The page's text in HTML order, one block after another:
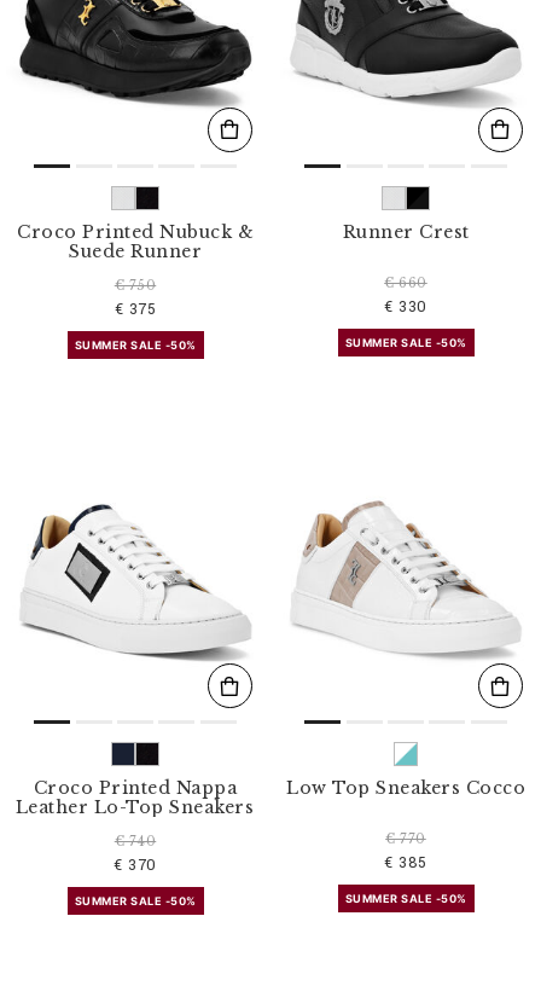
Croco Printed Nubuck &
Suede Runner
€ 750
€ 375
SUMMER SALE -50%
Runner Crest
€ 660
€ 330
SUMMER SALE -50%
Croco Printed Nappa
Leather Lo-Top Sneakers
€ 740
€ 370
SUMMER SALE -50%
Low Top Sneakers Cocco
€ 770
€ 385
SUMMER SALE -50%